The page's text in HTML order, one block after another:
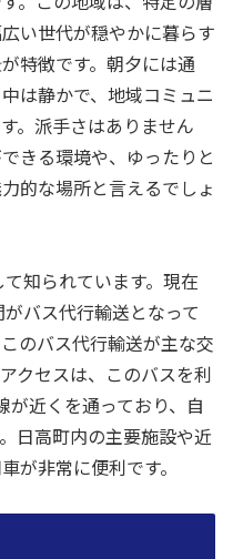
い世代が穏やかに暮らす
特徴です。朝夕には通
は静かで、地域コミュニ
。派手さはありません
きる環境や、ゆったりと
的な場所と言えるでしょ
知られています。現在
バス代行輸送となって
のバス代行輸送が主な交
クセスは、このバスを利
が近くを通っており、自
日高町内の主要施設や近
が非常に便利です。